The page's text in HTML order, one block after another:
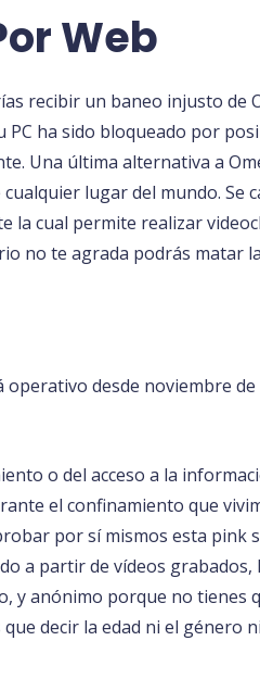
Web
recibir un baneo injusto de
ha sido bloqueado por
Una última alternativa a
lugar del mundo. Se
la cual permite realizar
no te agrada podrás matar
desde noviembre de
o del acceso a la
el confinamiento que
por sí mismos esta pink
a partir de vídeos grabados,
y anónimo porque no tienes
decir la edad ni el género